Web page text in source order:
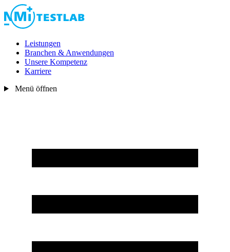
Leistungen
Branchen & Anwendungen
Unsere Kompetenz
Karriere
Menü öffnen